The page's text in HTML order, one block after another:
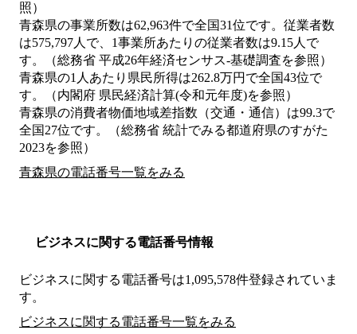
照）
青森県の事業所数は62,963件で全国31位です。従業者数
は575,797人で、1事業所あたりの従業者数は9.15人で
す。（総務省 平成26年経済センサス‐基礎調査を参照）
青森県の1人あたり県民所得は262.8万円で全国43位で
す。（内閣府 県民経済計算(令和元年度)を参照）
青森県の消費者物価地域差指数（交通・通信）は99.3で
全国27位です。（総務省 統計でみる都道府県のすがた
2023を参照）
青森県の電話番号一覧をみる
ビジネスに関する電話番号情報
ビジネスに関する電話番号は1,095,578件登録されていま
す。
ビジネスに関する電話番号一覧をみる